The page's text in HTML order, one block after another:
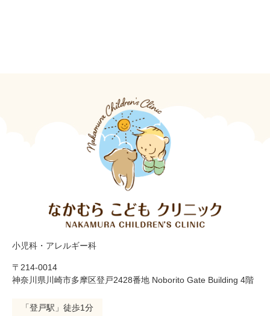
小児科・アレルギー科
〒214-0014
神奈川県川崎市多摩区登戸2428番地 Noborito Gate Building 4階
「登戸駅」徒歩1分